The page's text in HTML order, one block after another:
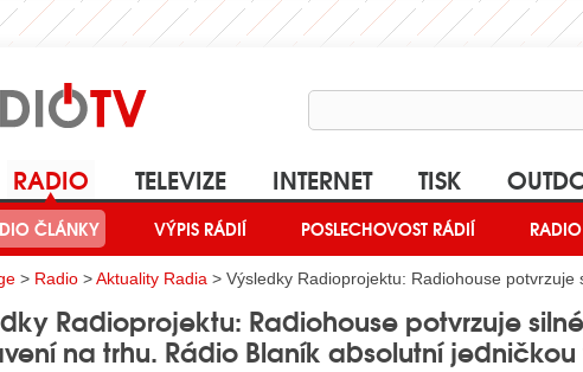
RADIO
ČLÁNKY VÝPIS RÁDIÍ POSLECHOVOST RÁDIÍ
TELEVIZE INTERNET TISK
> Radio >Aktuality Radia > Výsledky Radioprojektu: Radiohouse
Radioprojektu: Radiohouse potvrzuje silné
na trhu. Rádio Blaník absolutní